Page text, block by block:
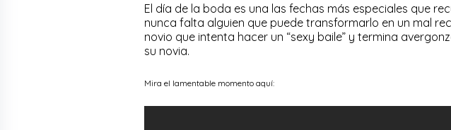
El día de la boda es una las fechas más especiales que
nunca falta alguien que puede transformarlo en un mal
novio que intenta hacer un “sexy baile” y termina
su novia.
Mira el lamentable momento aquí: